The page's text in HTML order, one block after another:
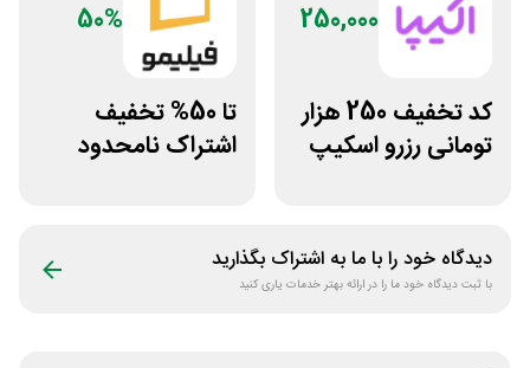
250,000
کد تخفیف 250 هزار
تومانی رزرو اسکیپ
50%
تا 50% تخفیف
اشتراک نامحدود
دیدگاه خود را با ما به اشتراک بگذارید
با ثبت دیدگاه خود ما را در ارائه بهتر خدمات یاری کنید